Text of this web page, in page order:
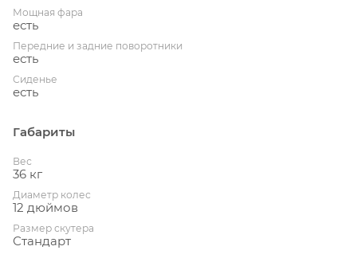
Мощная фара
есть
Передние и задние поворотники
есть
Сиденье
есть
Габариты
Вес
36 кг
Диаметр колес
12 дюймов
Размер скутера
Стандарт